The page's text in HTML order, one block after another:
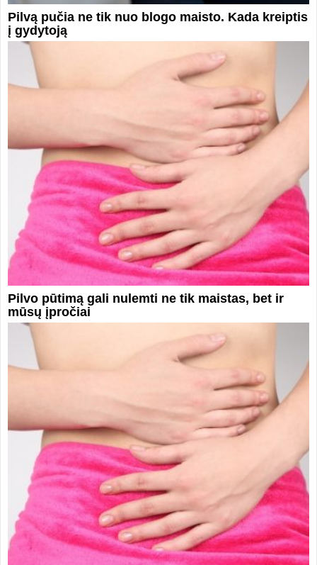
Pilvą pučia ne tik nuo blogo maisto. Kada kreiptis
į gydytoją
Pilvo pūtimą gali nulemti ne tik maistas, bet ir
mūsų įpročiai